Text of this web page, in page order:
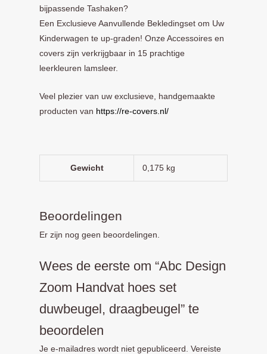
bijpassende Tashaken?
Een Exclusieve Aanvullende Bekledingset om Uw
Kinderwagen te up-graden! Onze Accessoires en
covers zijn verkrijgbaar in 15 prachtige
leerkleuren lamsleer.
Veel plezier van uw exclusieve, handgemaakte
producten van https://re-covers.nl/
Gewicht 0,175 kg
Beoordelingen
Er zijn nog geen beoordelingen.
Wees de eerste om “Abc Design
Zoom Handvat hoes set
duwbeugel, draagbeugel” te
beoordelen
Je e-mailadres wordt niet gepubliceerd. Vereiste